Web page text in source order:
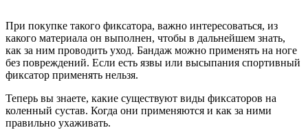
При покупке такого фиксатора, важно интересоваться, из
какого материала он выполнен, чтобы в дальнейшем знать,
как за ним проводить уход. Бандаж можно применять на ноге
без повреждений. Если есть язвы или высыпания спортивный
фиксатор применять нельзя.
Теперь вы знаете, какие существуют виды фиксаторов на
коленный сустав. Когда они применяются и как за ними
правильно ухаживать.